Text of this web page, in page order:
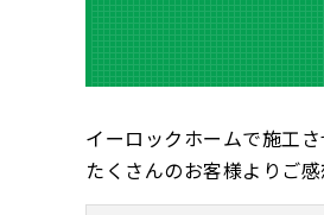
イーロックホームで施工
たくさんのお客様よりご